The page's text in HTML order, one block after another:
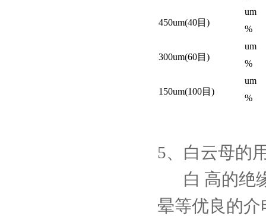
450um(40目)
um
%
300um(60目)
um
%
150um(100目)
um
%
5、白云母的
白 高的绝缘
晕等优良的